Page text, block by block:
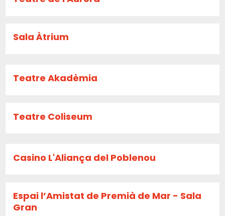
Sala Àtrium
Teatre Akadèmia
Teatre Coliseum
Casino L'Aliança del Poblenou
Espai l’Amistat de Premià de Mar - Sala
Gran